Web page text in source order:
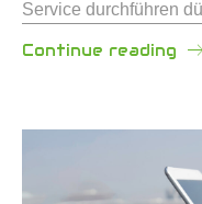
Service durchführen
Continue reading